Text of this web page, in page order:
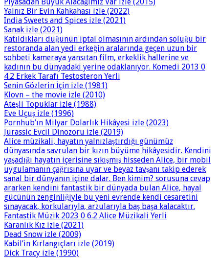
Yalnız Bir Evin Kahkahası izle (2022)
India Sweets and Spices izle (2021)
Sanak izle (2021)
Katıldıkları düğünün iptal olmasının ardından soluğu bir
restoranda alan yedi erkeğin aralarında geçen uzun bir
sohbeti kameraya yansıtan film, erkeklik hallerine ve
kadının bu dünyadaki yerine odaklanıyor. Komedi 2013 0
4.2 Erkek Tarafı Testosteron Yerli
Senin Gözlerin İçin izle (1981)
Klovn – the movie izle (2010)
Ateşli Topuklar izle (1988)
Eve Uçuş izle (1996)
Pornhub’ın Milyar Dolarlık Hikâyesi izle (2023)
Jurassic Evcil Dinozoru izle (2019)
Alice müzikali, hayatın yalnızlaştırdığı günümüz
dünyasında savrulan bir kızın büyüme hikâyesidir. Kendini
yaşadığı hayatın içerisine sıkışmış hisseden Alice, bir mobil
uygulamanın çağrısına uyar ve beyaz tavşanı takip ederek
sanal bir dünyanın içine dalar. Ben kimim? sorusuna cevap
ararken kendini fantastik bir dünyada bulan Alice, hayal
gücünün zenginliğiyle bu yeni evrende kendi cesaretini
sınayacak, korkularıyla, arzularıyla baş başa kalacaktır.
Fantastik Müzik 2023 0 6.2 Alice Müzikali Yerli
Karanlık Kız izle (2021)
Dead Snow izle (2009)
Kabil’in Kırlangıçları izle (2019)
Dick Tracy izle (1990)